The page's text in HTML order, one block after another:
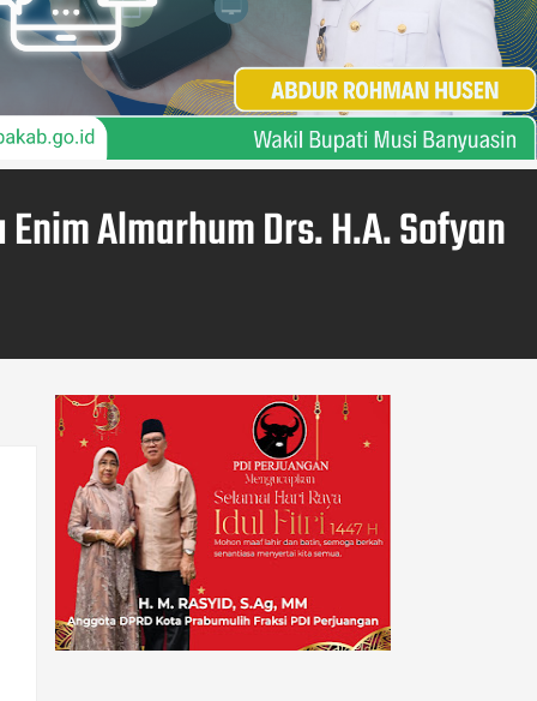
Almarhum Drs. H.A. Sofyan